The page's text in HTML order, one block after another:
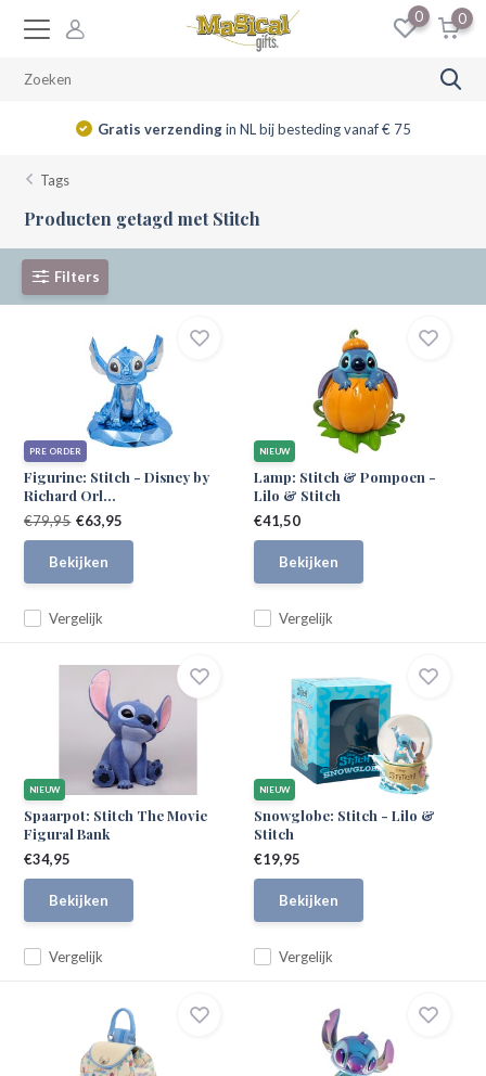
0 0
Gratis verzendingin NL bij besteding vanaf € 75
Tags
Producten getagd met Stitch
Filters
PRE ORDER
Figurine: Stitch - Disney by
Richard Orl...
Vergelijk
€79,95 €63,95
Bekijken
NIEUW
Lamp: Stitch & Pompoen -
Lilo & Stitch
Vergelijk
€41,50
Bekijken
NIEUW
Spaarpot: Stitch The Movie
Figural Bank
Vergelijk
€34,95
Bekijken
NIEUW
Snowglobe: Stitch - Lilo &
Stitch
Vergelijk
€19,95
Bekijken